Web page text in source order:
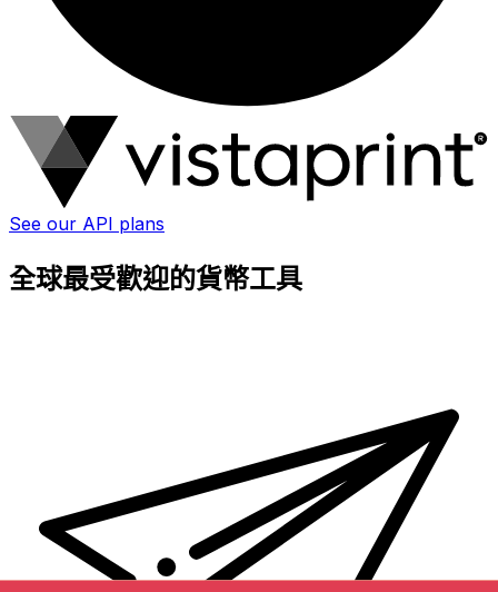
See our API plans
全球最受歡迎的貨幣工具